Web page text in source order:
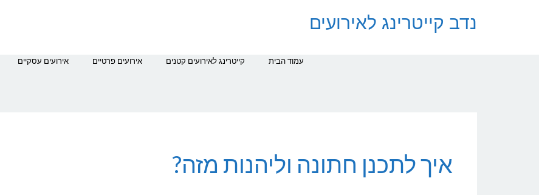
נדב קייטרינג לאירועים
עמוד הבית קייטרינג לאירועים קטנים אירועים פרטיים אירועים עסקיים
איך לתכנן חתונה וליהנות מזה?